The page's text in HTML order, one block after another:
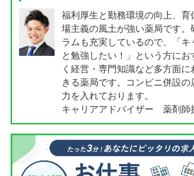
福利厚生と勤務環境の向上、
場主義の風土が強い薬局です。
ラムも充実しているので、「キ
と勉強したい！」という方に
く経営・専門知識など多方面
きる薬局です。コンビニ併設
力を入れております。
キャリアアドバイザー 薬剤師